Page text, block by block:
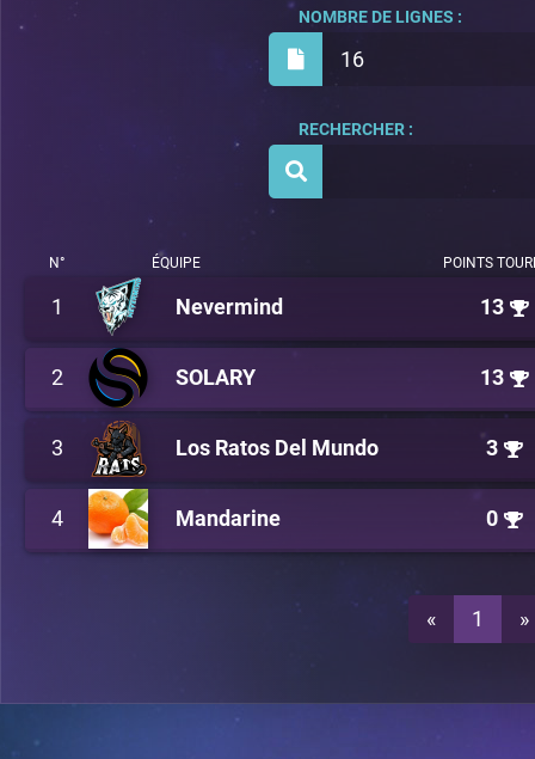
16
NOMBRE DE LIGNES :
RECHERCHER :
N° ÉQUIPE POINTS
1 Nevermind 13
2 SOLARY 13
3 Los Ratos Del Mundo 3
4 Mandarine 0
« 1 »